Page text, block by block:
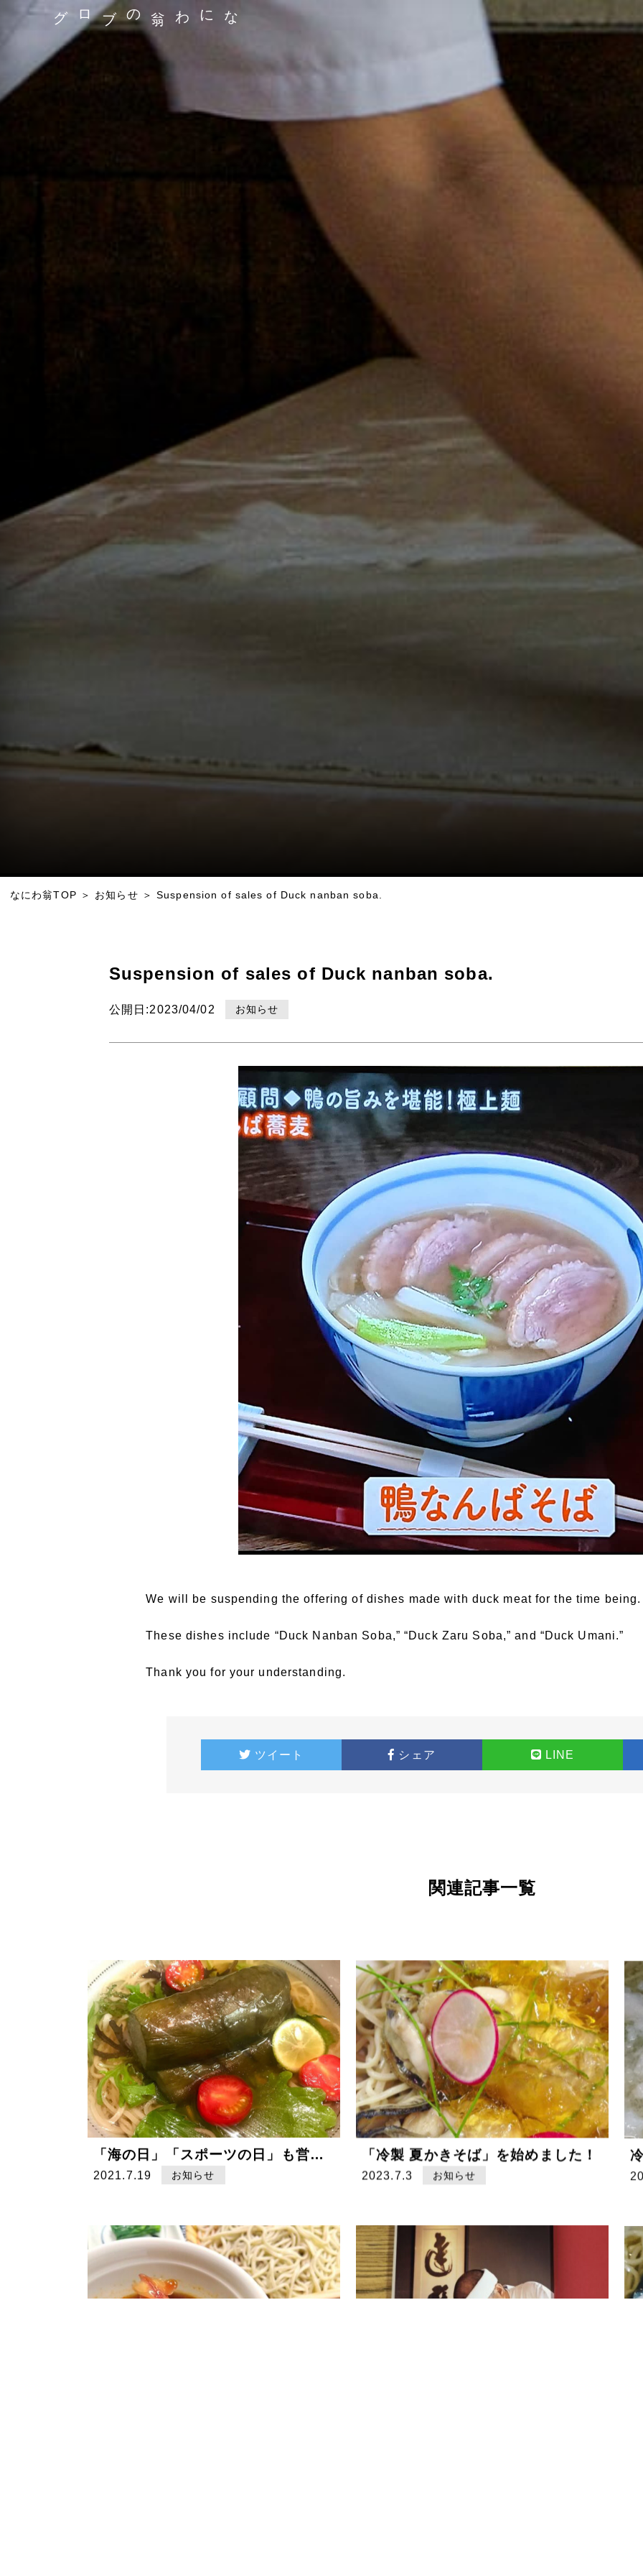
なにわ翁のブログ
なにわ翁TOP ＞ お知らせ ＞Suspension of sales of Duck nanban soba.
Suspension of sales of Duck nanban soba.
公開日:2023/04/02 お知らせ
We will be suspending the offering of dishes made with duck meat for the time being.
These dishes include “Duck Nanban Soba,” “Duck Zaru Soba,” and “Duck Umani.”
Thank you for your understanding.
ツイート シェア LINE
関連記事一覧
「海の日」「スポーツの日」も営業いたします！
2021.7.19 お知らせ
「冷製 夏かきそば」を始めました！
2023.7.3 お知らせ